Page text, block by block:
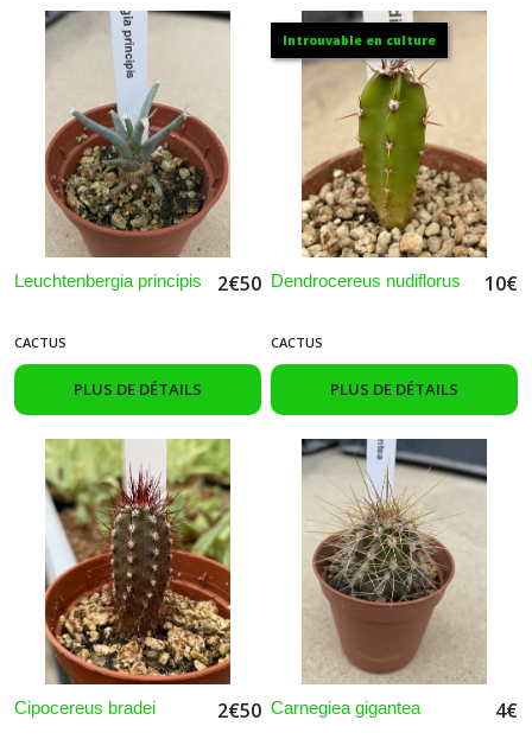
Leuchtenbergia principis 2€50
CACTUS
PLUS DE DÉTAILS
Introuvable en culture
Dendrocereus nudiflorus 10€
CACTUS
PLUS DE DÉTAILS
Cipocereus bradei 2€50 Carnegiea gigantea 4€